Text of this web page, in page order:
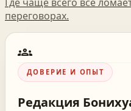
переговорах.
groups
ДОВЕРИЕ И ОПЫТ
Редакция